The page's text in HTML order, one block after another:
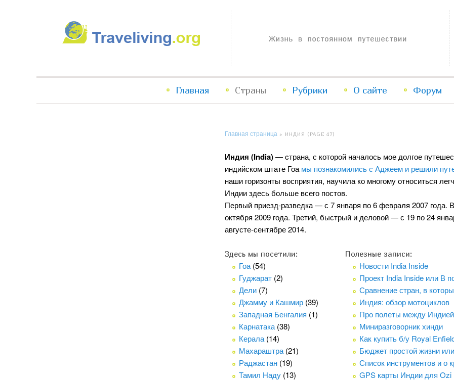
Traveliving
Жизнь в постоянном путешествии
Перейти
содержимому
Перейти
содержимому
Главная Страны Рубрики О сайте Форум
Главная страница » ИНДИЯ (PAGE 47)
Индия (India)— cтрана, с которой началось мое долгое
индийском штате Гоа мы познакомились с Аджеем и решили
наши горизонты восприятия, научила ко многому относиться
Индии здесь больше всего постов.
Первый приезд-разведка — с 7 января по 6 февраля 2007
октября 2009 года. Третий, быстрый и деловой — с 19 по 24
августе-сентябре 2014.
Здесь мы посетили:
Гоа(54)
Гуджарат (2)
Дели (7)
Джамму и Кашмир (39)
Западная Бенгалия (1)
Карнатака(38)
Керала(14)
Махараштра(21)
Раджастан (19)
Тамил Наду (13)
Полезные записи:
Новости India Inside
Проект India Inside или В
Сравнение стран, в
Индия: обзор мотоциклов
Про полеты между
Миниразговорник хинди
Как купить б/у Royal
Бюджет простой жизни
Список инструментов и о
GPS карты Индии для Ozi